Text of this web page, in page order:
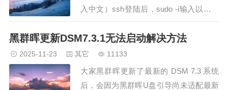
入中文）ssh登陆后，sudo -i输入以下命
令列出所有已安装的套件：codesynopkg
list在输出的列表中，找到您需要卸载的
套件，并记下它们在第一列的 准确名
称。根据经验，它们很可能是：File
Station:…
黑群晖更新DSM7.3.1无法启动解决方法
2025-11-23 其它 11133
大家黑群晖更新了最新的 DSM 7.3 系统
后，会因为黑群晖U盘引导尚未适配最新